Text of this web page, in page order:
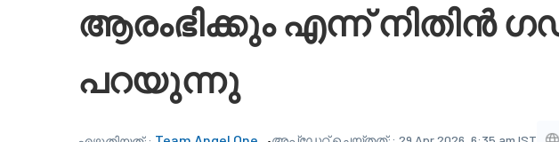
ആരംഭിക്കും എന്ന് നിതിൻ
പറയുന്നു